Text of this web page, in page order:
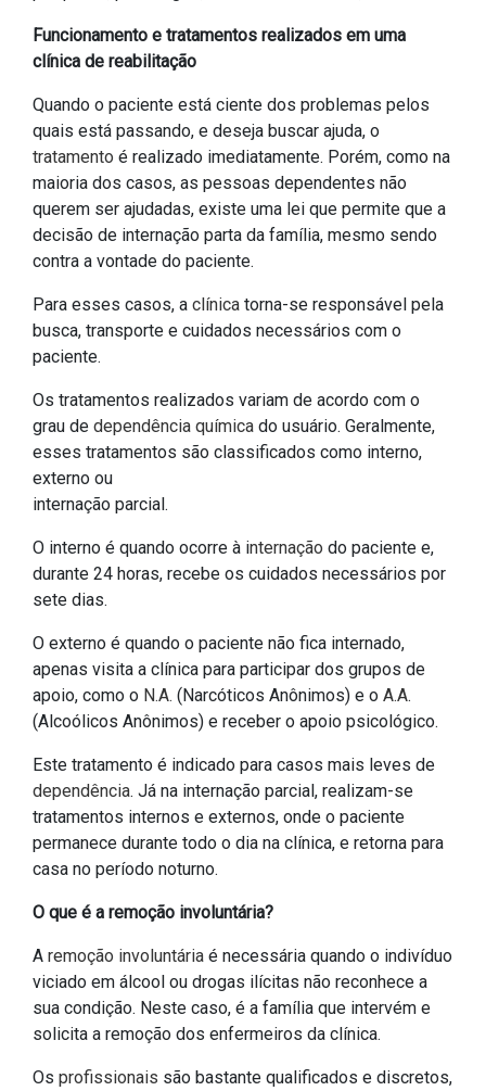
Funcionamento e tratamentos realizados em uma
clínica de reabilitação
Quando o paciente está ciente dos problemas pelos
quais está passando, e deseja buscar ajuda, o
tratamento é realizado imediatamente. Porém, como na
maioria dos casos, as pessoas dependentes não
querem ser ajudadas, existe uma lei que permite que a
decisão de internação parta da família, mesmo sendo
contra a vontade do paciente.
Para esses casos, a clínica torna-se responsável pela
busca, transporte e cuidados necessários com o
paciente.
Os tratamentos realizados variam de acordo com o
grau de dependência química do usuário. Geralmente,
esses tratamentos são classificados como interno,
externo ou
internação parcial.
O interno é quando ocorre à internação do paciente e,
durante 24 horas, recebe os cuidados necessários por
sete dias.
O externo é quando o paciente não fica internado,
apenas visita a clínica para participar dos grupos de
apoio, como o N.A. (Narcóticos Anônimos) e o A.A.
(Alcoólicos Anônimos) e receber o apoio psicológico.
Este tratamento é indicado para casos mais leves de
dependência. Já na internação parcial, realizam-se
tratamentos internos e externos, onde o paciente
permanece durante todo o dia na clínica, e retorna para
casa no período noturno.
O que é a remoção involuntária?
A remoção involuntária é necessária quando o indivíduo
viciado em álcool ou drogas ilícitas não reconhece a
sua condição. Neste caso, é a família que intervém e
solicita a remoção dos enfermeiros da clínica.
Os profissionais são bastante qualificados e discretos,